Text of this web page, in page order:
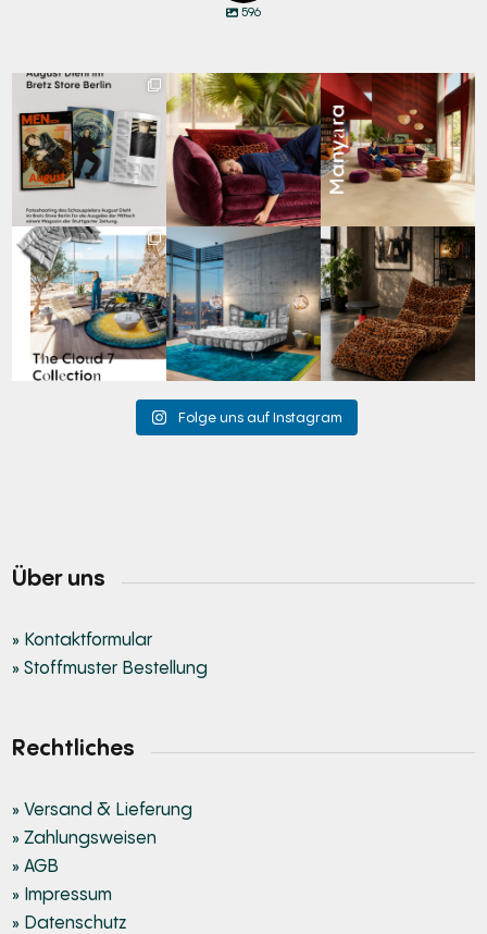
596
Zwischen Charakter
und Design:
Schauspieler August...
42 7
Den Kopf anlehnen. Die
Gedanken auf Reisen ...
69 2
Manyara. Inspiriert von
der Weite Afrikas....
59 2
Für jeden Lieblingsplatz
die passende Cloud.
☁️...
63 1
Cloud 7 – nicht nur zum
Sitzen, sondern auch
zum...
151 3
A bold statement. A
quiet retreat.
Mit unserem...
205 4
Folge uns auf Instagram
Über uns
» Kontaktformular
» Stoffmuster Bestellung
Rechtliches
» Versand & Lieferung
» Zahlungsweisen
» AGB
» Impressum
» Datenschutz